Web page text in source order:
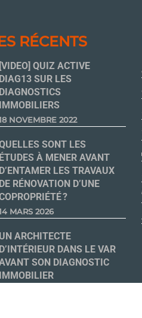
RÉCENTS
[VIDEO] QUIZ ACTIVE
DIAG13 SUR LES
DIAGNOSTICS
IMMOBILIERS
NOVEMBRE 2022
SONT LES
ÉTUDES À MENER AVANT
D’ENTAMER LES TRAVAUX
DE RÉNOVATION D’UNE
?
MARS 2026
UN ARCHITECTE
D’INTÉRIEUR DANS LE VAR
SON DIAGNOSTIC
IMMOBILIER